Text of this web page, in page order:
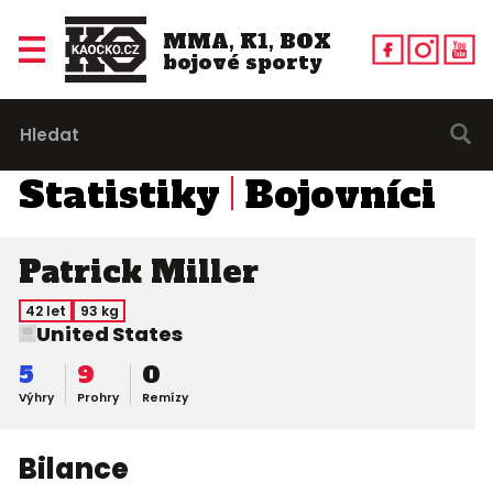
MMA, K1, BOX
bojové sporty
Statistiky Bojovníci
Patrick Miller
42 let 93 kg
United States
Výhry
5
Prohry
9
Remízy
0
Bilance